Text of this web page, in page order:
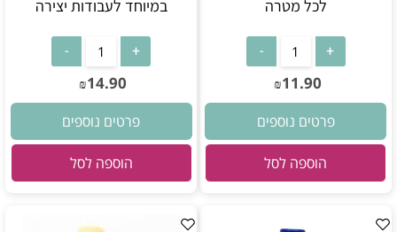
לכל מטרה
₪11.90
פרטים נוספים
הוספה לסל
במיוחד לעבודות יצירה
₪14.90
פרטים נוספים
הוספה לסל